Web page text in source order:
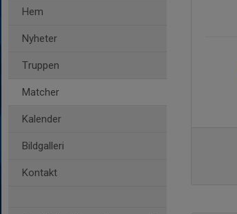
Hem
Nyheter
Truppen
Matcher
Kalender
Bildgalleri
Kontakt